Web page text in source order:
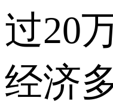
过20
经济